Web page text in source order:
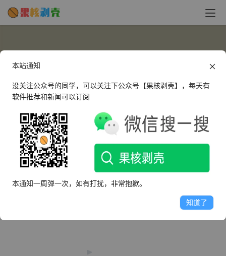
AutumnFall
这个人很懒，什么都没有留下～
本站通知
没关注公众号的同学，可以关注下公众号【果核剥壳】，每天有
软件推荐和新闻可以订阅
本通知一周弹一次，如有打扰，非常抱歉。
知道了